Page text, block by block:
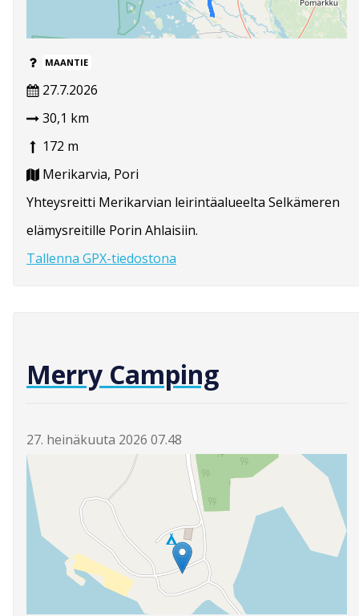
MAANTIE
27.7.2026
30,1 km
172 m
Merikarvia, Pori
Yhteysreitti Merikarvian leirintäalueelta Selkämeren
elämysreitille Porin Ahlaisiin.
Tallenna GPX-tiedostona
Merry Camping
27. heinäkuuta 2026 07.48